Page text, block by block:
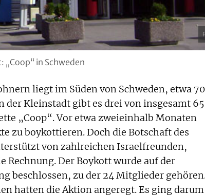
in Schweden
liegt im Süden von Schweden, etwa 70
Kleinstadt gibt es drei von insgesamt
„Coop“. Vor etwa zweieinhalb Monaten
zu boykottieren. Doch die Botschaft des
von zahlreichen Israelfreunden,
Rechnung. Der Boykott wurde auf der
beschlossen, zu der 24 Mitglieder
hatten die Aktion angeregt. Es ging